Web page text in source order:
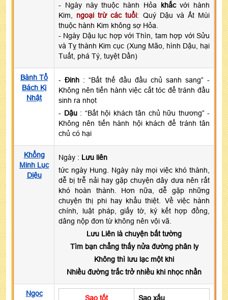
- Ngày này thuộc hành Hỏa khắcvới hành
Kim, ngoại trừ các tuổi: Quý Dậu và Ất Mùi
thuộc hành Kim không sợ Hỏa.
- Ngày Dậu lục hợp với Thìn, tam hợp với Sửu
và Tỵ thành Kim cục (Xung Mão, hình Dậu, hại
Tuất, phá Tý, tuyệt Dần)
Bành Tổ
Bách Kị
Nhật
- Đinh : “Bất thế đầu đầu chủ sanh sang” -
Không nên tiến hành việc cắt tóc để tránh đầu
sinh ra nhọt
- Dậu: “Bất hội khách tân chủ hữu thương” -
Không nên tiến hành hội khách để tránh tân
chủ có hại
Khổng
Minh Lục
Diệu
Ngày : Lưu liên
tức ngày Hung. Ngày này mọi việc khó thành,
dễ bị trễ nải hay gặp chuyện dây dưa nên rất
khó hoàn thành. Hơn nữa, dễ gặp những
chuyện thị phi hay khẩu thiệt. Về việc hành
chính, luật pháp, giấy tờ, ký kết hợp đồng,
dâng nộp đơn từ không nên vội vã.
Lưu Liên là chuyện bất tường
Tìm bạn chẳng thấy nửa đường phân ly
Không thì lưu lạc một khi
Nhiều đường trắc trở nhiều khi nhọc nhằn
Ngọc
Sao tốt Sao xấu